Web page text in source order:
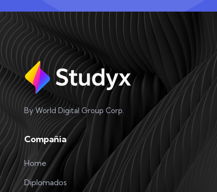
By World Digital Group Corp.
Compañia
Home
Diplomados